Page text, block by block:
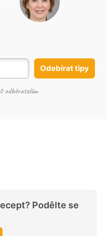
Odebírat tipy
Podělte se